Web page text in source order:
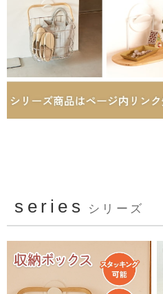
series シリーズ